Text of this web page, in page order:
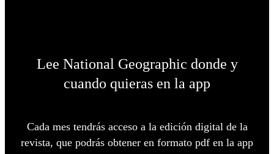
Lee National Geographic donde y
cuando quieras en la app
Cada mes tendrás acceso a la edición digital de la
revista, que podrás obtener en formato pdf en la app